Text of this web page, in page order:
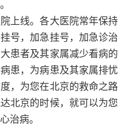
上线。各大医院常年保持
号，加急挂号，加急诊治
患者及其家属减少看病的
患，为病患及其家属排忧
，为您在北京的救命之路
北京的时候，就可以为您
治病。